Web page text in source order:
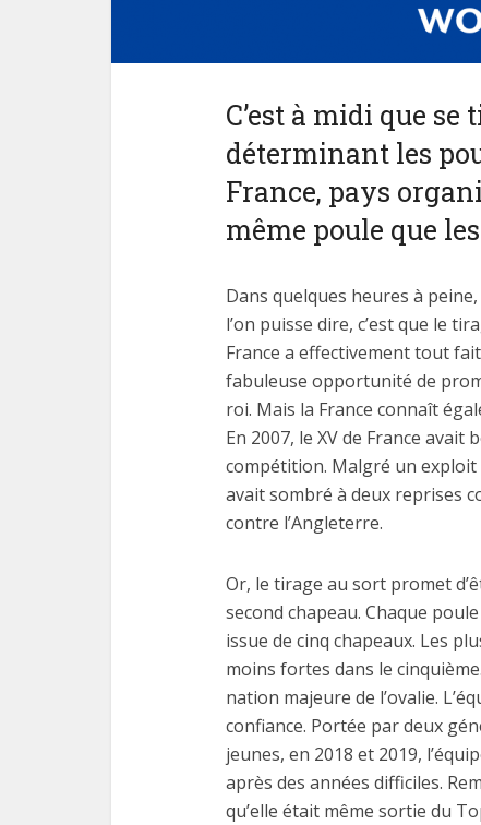
C’est à midi que
déterminant les
France, pays
même poule que
Dans quelques heures à
l’on puisse dire, c’est que le
France a effectivement tout
fabuleuse opportunité de
roi. Mais la France connaît
En 2007, le XV de France
compétition. Malgré un exploit
avait sombré à deux reprises
contre l’Angleterre.
Or, le tirage au sort promet
second chapeau. Chaque
issue de cinq chapeaux. Les
moins fortes dans le
nation majeure de l’ovalie.
confiance. Portée par deux
jeunes, en 2018 et 2019,
après des années difficiles.
qu’elle était même sortie du